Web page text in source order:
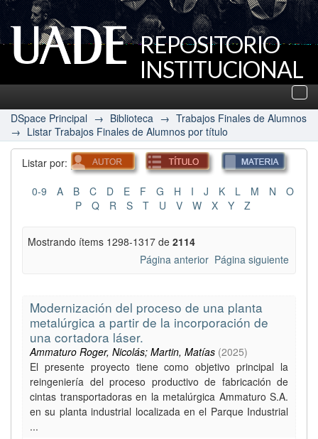
REPOSITORIO
INSTITUCIONAL
UADE
DSpace Principal → Biblioteca → Trabajos Finales de Alumnos
→ Listar Trabajos Finales de Alumnos por título
Listar por:
0-9 A B C D E F G H I J K L M N
O
P
Q R S T U V W X Y Z
Mostrando ítems 1298-1317 de 2114
Página anterior Página siguiente
Modernización del proceso de una planta
metalúrgica a partir de la incorporación de
una cortadora láser.
Ammaturo Roger, Nicolás; Martin, Matías (2025)
El presente proyecto tiene como objetivo principal la
reingeniería del proceso productivo de fabricación de
cintas transportadoras en la metalúrgica Ammaturo S.A.
en su planta industrial localizada en el Parque Industrial
...